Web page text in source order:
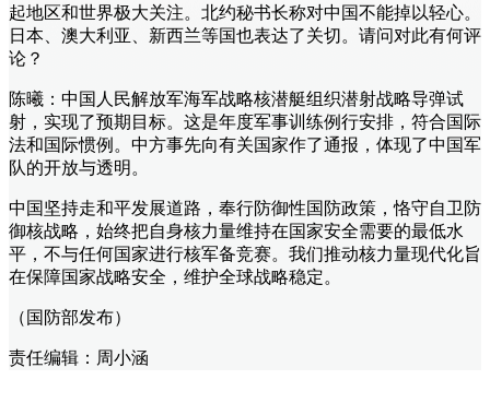
起地区和世界极大关注。北约秘书长称对中国不能掉以轻心。
日本、澳大利亚、新西兰等国也表达了关切。请问对此有何评
论？
陈曦：中国人民解放军海军战略核潜艇组织潜射战略导弹试
射，实现了预期目标。这是年度军事训练例行安排，符合国际
法和国际惯例。中方事先向有关国家作了通报，体现了中国军
队的开放与透明。
中国坚持走和平发展道路，奉行防御性国防政策，恪守自卫防
御核战略，始终把自身核力量维持在国家安全需要的最低水
平，不与任何国家进行核军备竞赛。我们推动核力量现代化旨
在保障国家战略安全，维护全球战略稳定。
（国防部发布）
责任编辑：周小涵